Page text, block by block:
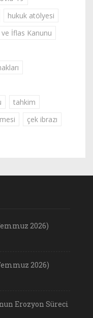
hukuk atölyesi
ve İflas Kanunu
tahkim
çek ibrazı
2026)
2026)
Erozyon Süreci